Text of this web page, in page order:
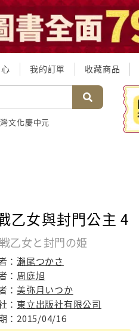
我的訂單 收藏商品
文化慶中元
乙女與封門公主 4
乙女と封門の姫
：瀨尾つかさ
： 周庭旭
：美弥月いつか
： 東立出版社有限公司
： 2015/04/16